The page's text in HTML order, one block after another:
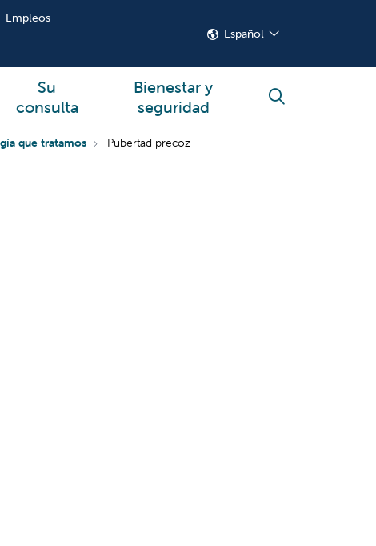
Empleos
Español
Su
consulta
Bienestar y
seguridad
buscar
que tratamos Pubertad precoz